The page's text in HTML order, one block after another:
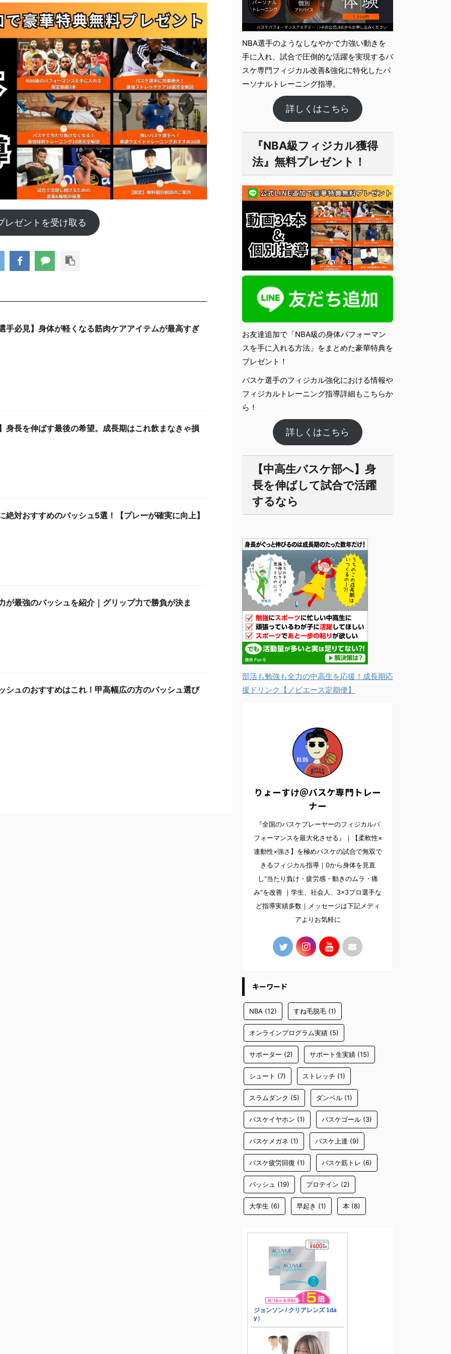
レゼントを受け取る
手必見】身体が軽くなる筋肉ケアアイテムが最高すぎ
身長を伸ばす最後の希望。成長期はこれ飲まなきゃ損
絶対おすすめのバッシュ5選！【プレーが確実に向上】
が最強のバッシュを紹介｜グリップ力で勝負が決ま
シュのおすすめはこれ！甲高幅広の方のバッシュ選び
NBA選手のようなしなやかで力強い動きを
手に入れ、試合で圧倒的な活躍を実現するバ
スケ専門フィジカル改善&強化に特化したパ
ーソナルト​レーニング指導。
詳しくはこちら
『NBA級フィジカル獲得
法』無料プレゼント！
お友達追加で「NBA級の身体パフォーマン
スを手に入れる方法」をまとめた豪華特典を
プレゼント！
バスケ選手のフィジカル強化における情報や
フィジカルトレーニング指導詳細もこちらか
ら！
詳しくはこちら
【中高生バスケ部へ】身
長を伸ばして試合で活躍
するなら
部活も勉強も全力の中高生を応援！成長期応
援ドリンク【ノビエース定期便】
りょーすけ＠バスケ専門トレー
ナー
『全国のバスケプレーヤーのフィジカルパ
フォーマンスを最大化させる』｜【柔軟性×
連動性×強さ】を極めバスケの試合で無双で
きるフィジカル指導｜0から身体を見直
し"当たり負け・疲労感・動きのムラ・痛
み"を改善 ｜学生、社会人、3×3プロ選手な
ど指導実績多数｜メッセージは下記メディ
アよりお気軽に
キーワード
NBA (12) すね毛脱毛 (1)
オンラインプログラム実績 (5)
サポーター (2) サポート生実績 (15)
シュート (7) ストレッチ (1)
スラムダンク (5) ダンベル (1)
バスケイヤホン (1) バスケゴール (3)
バスケメガネ (1) バスケ上達 (9)
バスケ疲労回復 (1) バスケ筋トレ (6)
バッシュ (19) プロテイン (2)
大学生 (6) 早起き (1) 本 (8)